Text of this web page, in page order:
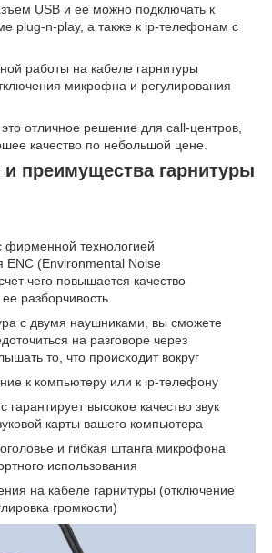
USB и ее можно подключать к
plug-n-play, а также к ip-телефонам с
работы на кабеле гарнитуры
микрофна и регулирования
отличное решение для call-центров,
качество по небольшой цене.
преимущества гарнитуры
технологией
ENC (Environmental Noise
чего повышается качество
разборчивость
с двумя наушниками, вы сможете
на разговоре через
то, что происходит вокруг
к компьютеру или к ip-телефону
гарантирует высокое качество звук
карты вашего компьютера
и гибкая штанга микрофона
использования
на кабеле гарнитуры (отключение
громкости)